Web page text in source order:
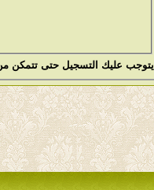
يتوجب عليك التسجيل حتى تتمكن